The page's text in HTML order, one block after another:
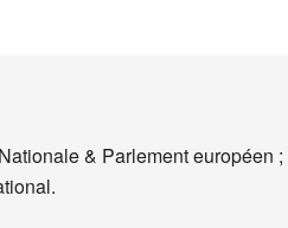
& Parlement européen